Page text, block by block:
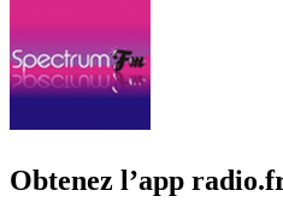
Obtenez l’app